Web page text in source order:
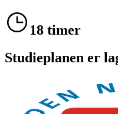
18 timer
Studieplanen er